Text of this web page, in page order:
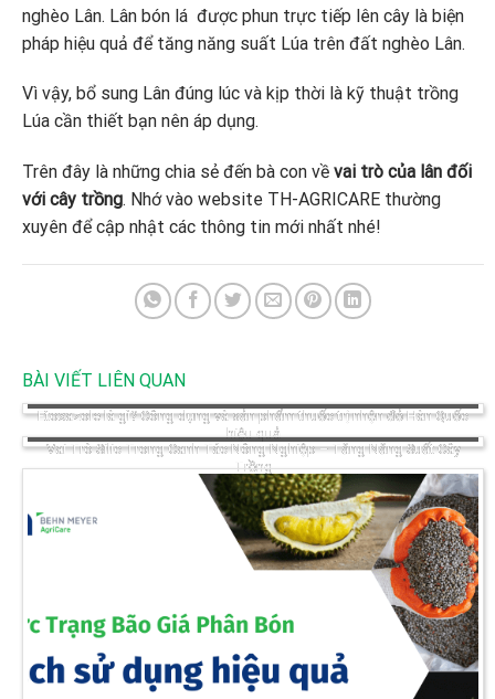
nghèo Lân. Lân bón lá được phun trực tiếp lên cây là biện
pháp hiệu quả để tăng năng suất Lúa trên đất nghèo Lân.
Vì vậy, bổ sung Lân đúng lúc và kịp thời là kỹ thuật trồng
Lúa cần thiết bạn nên áp dụng.
Trên đây là những chia sẻ đến bà con về vai trò của lân đối
với cây trồng. Nhớ vào website TH-AGRICARE thường
xuyên để cập nhật các thông tin mới nhất nhé!
BÀI VIẾT LIÊN QUAN
Etoxazole là gì? Công dụng và sản phẩm thuốc trị nhện đỏ Hàn Quốc
hiệu quả
Vai Trò Silic Trong Canh Tác Nông Nghiệp – Tăng Năng Suất Cây
Trồng